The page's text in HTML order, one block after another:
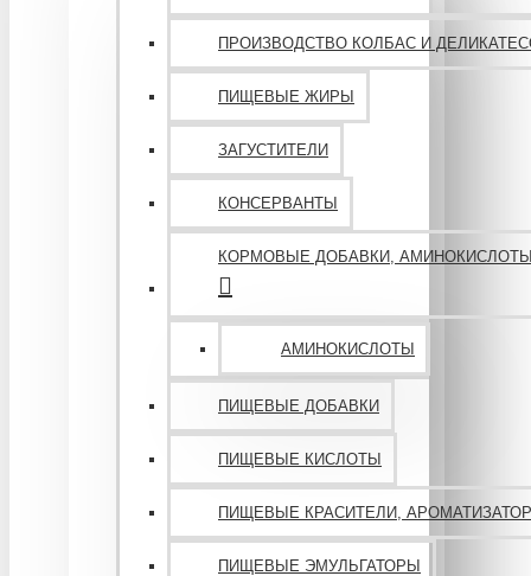
ПРОИЗВОДСТВО КОЛБАС И
ПИЩЕВЫЕ ЖИРЫ
ЗАГУСТИТЕЛИ
КОНСЕРВАНТЫ
КОРМОВЫЕ ДОБАВКИ,
АМИНОКИСЛОТЫ
ПИЩЕВЫЕ ДОБАВКИ
ПИЩЕВЫЕ КИСЛОТЫ
ПИЩЕВЫЕ КРАСИТЕЛИ,
ПИЩЕВЫЕ ЭМУЛЬГАТОРЫ